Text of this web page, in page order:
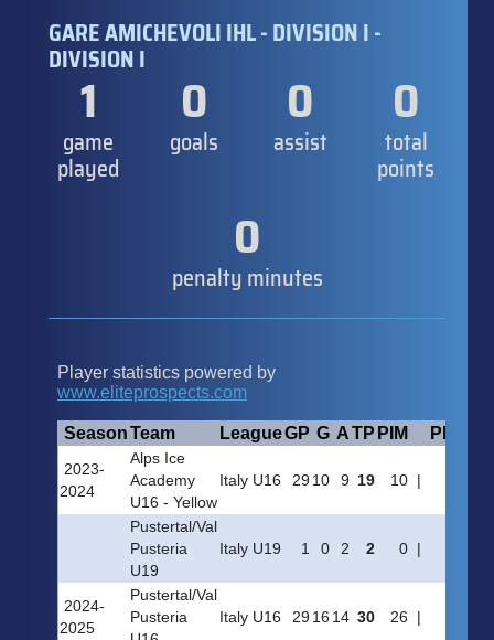
GARE AMICHEVOLI IHL - DIVISION I -
DIVISION I
1
game
played
0
goals
0
assist
0
total
points
0
penalty minutes